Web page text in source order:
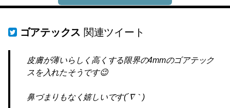
ゴアテックス 関連ツイート
皮膚が薄いらしく高くする限界の4mmのゴアテック
スを入れたそうです😉
鼻づまりもなく嬉しいです(´∇｀)